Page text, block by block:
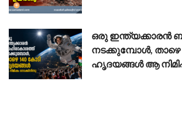
ഒരു ഇന്ത്യക്കാരൻ
നടക്കുമ്പോൾ, താഴെ
ഹൃദയങ്ങൾ ആ